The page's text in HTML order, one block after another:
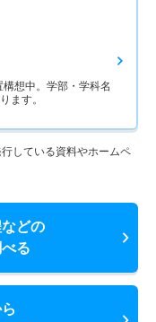
想中。学部・学科名
ます。
している資料やホームペ
どの
る